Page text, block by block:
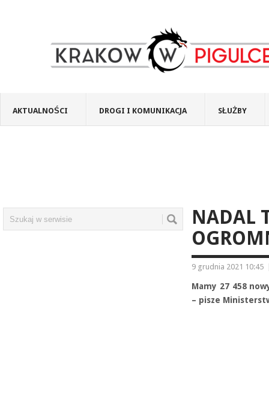
AKTUALNOŚCI DROGI I KOMUNIKACJA SŁUŻBY
NADAL
9 grudnia 2021 10:45
Mamy 27 458
– pisze